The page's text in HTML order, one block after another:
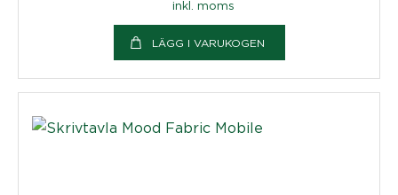
inkl. moms
LÄGG I VARUKOGEN